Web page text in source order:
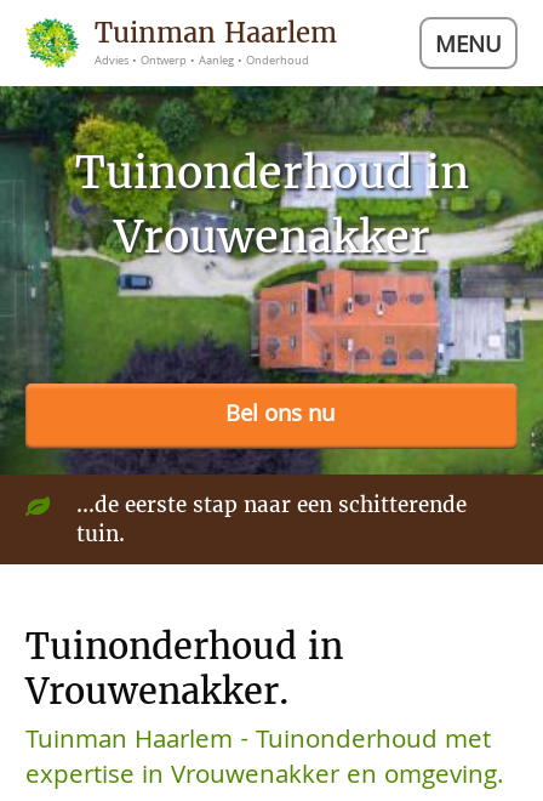
Tuinman Haarlem
Advies • Ontwerp • Aanleg • Onderhoud MENU
Tuinonderhoud in
Vrouwenakker
Bel ons nu
...de eerste stap naar een schitterende
tuin.
Tuinonderhoud in
Vrouwenakker.
Tuinman Haarlem - Tuinonderhoud met
expertise in Vrouwenakker en omgeving.